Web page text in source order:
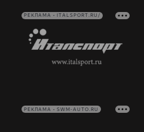
РЕКЛАМА • ITALSPORT.RU/
РЕКЛАМА • SWM-AUTO.RU